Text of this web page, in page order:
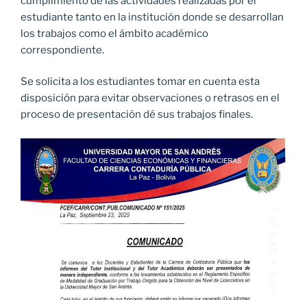
estudiante tanto en la institución donde se desarrollan
los trabajos como el ámbito académico
correspondiente.
Se solicita a los estudiantes tomar en cuenta esta
disposición para evitar observaciones o retrasos en el
proceso de presentación dé sus trabajos finales.